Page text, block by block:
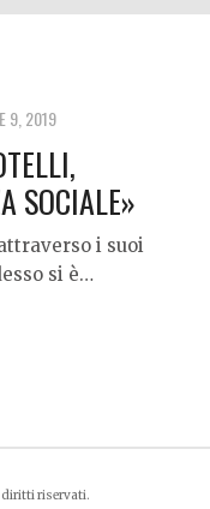
9, 2019
SOCIALE»
i suoi
si è…
diritti riservati.